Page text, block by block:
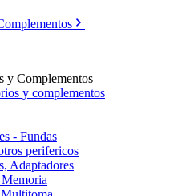
y Complementos
y complementos
- Fundas
perifericos
Adaptadores